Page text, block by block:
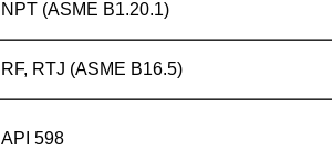
NPT (ASME B1.20.1)
RF, RTJ (ASME B16.5)
API 598